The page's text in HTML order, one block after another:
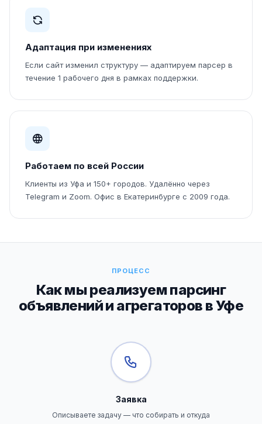
Адаптация при изменениях
Если сайт изменил структуру — адаптируем парсер в
течение 1 рабочего дня в рамках поддержки.
Работаем по всей России
Клиенты из Уфа и 150+ городов. Удалённо через
Telegram и Zoom. Офис в Екатеринбурге с 2009 года.
ПРОЦЕСС
Как мы реализуем парсинг
объявлений и агрегаторов в Уфе
Заявка
Описываете задачу — что собирать и откуда